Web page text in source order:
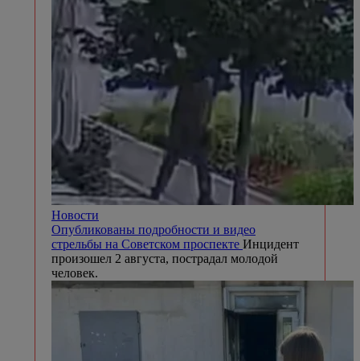
Новости
Опубликованы подробности и видео
стрельбы на Советском проспекте Инцидент
произошел 2 августа, пострадал молодой
человек.